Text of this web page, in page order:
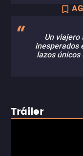
Un
inesperados
lazos únicos
Tráiler